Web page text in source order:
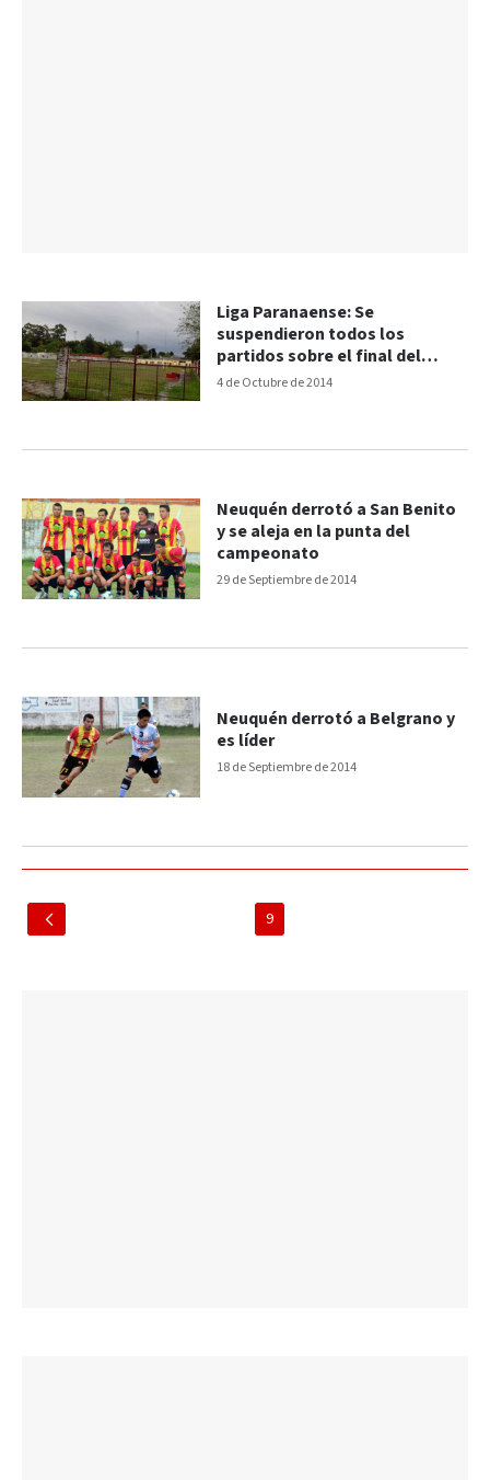
4 de Octubre de 2014
Liga Paranaense: Se
suspendieron todos los
partidos sobre el final del
primer tiempo
29 de Septiembre de 2014
Neuquén derrotó a San Benito
y se aleja en la punta del
campeonato
18 de Septiembre de 2014
Neuquén derrotó a Belgrano y
es líder
9